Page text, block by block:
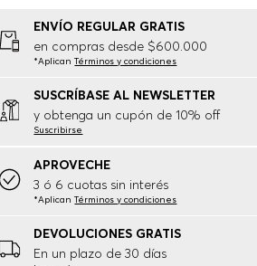
ENVÍO REGULAR GRATIS
en compras desde $600.000
*AplicanTérminos y condiciones
SUSCRÍBASE AL NEWSLETTER
y obtenga un cupón de 10% off
Suscribirse
APROVECHE
3 ó 6 cuotas sin interés
*AplicanTérminos y condiciones
DEVOLUCIONES GRATIS
En un plazo de 30 días